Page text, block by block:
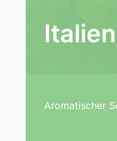
Aromatischer